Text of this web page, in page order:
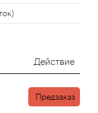
Действие
Предзаказ